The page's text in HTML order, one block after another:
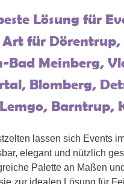
Lösung für
für Dörentrup,
Bad Meinberg,
Blomberg,
Barntrup,
lassen sich Events
elegant und nützlich
Palette an Maßen